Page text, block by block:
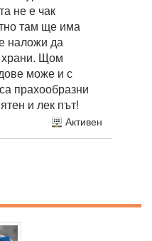
не е чак
там ще има
наложи да
Щом
може и с
прахообразни
и лек път!
Активен